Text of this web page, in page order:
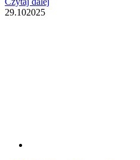
29.102025